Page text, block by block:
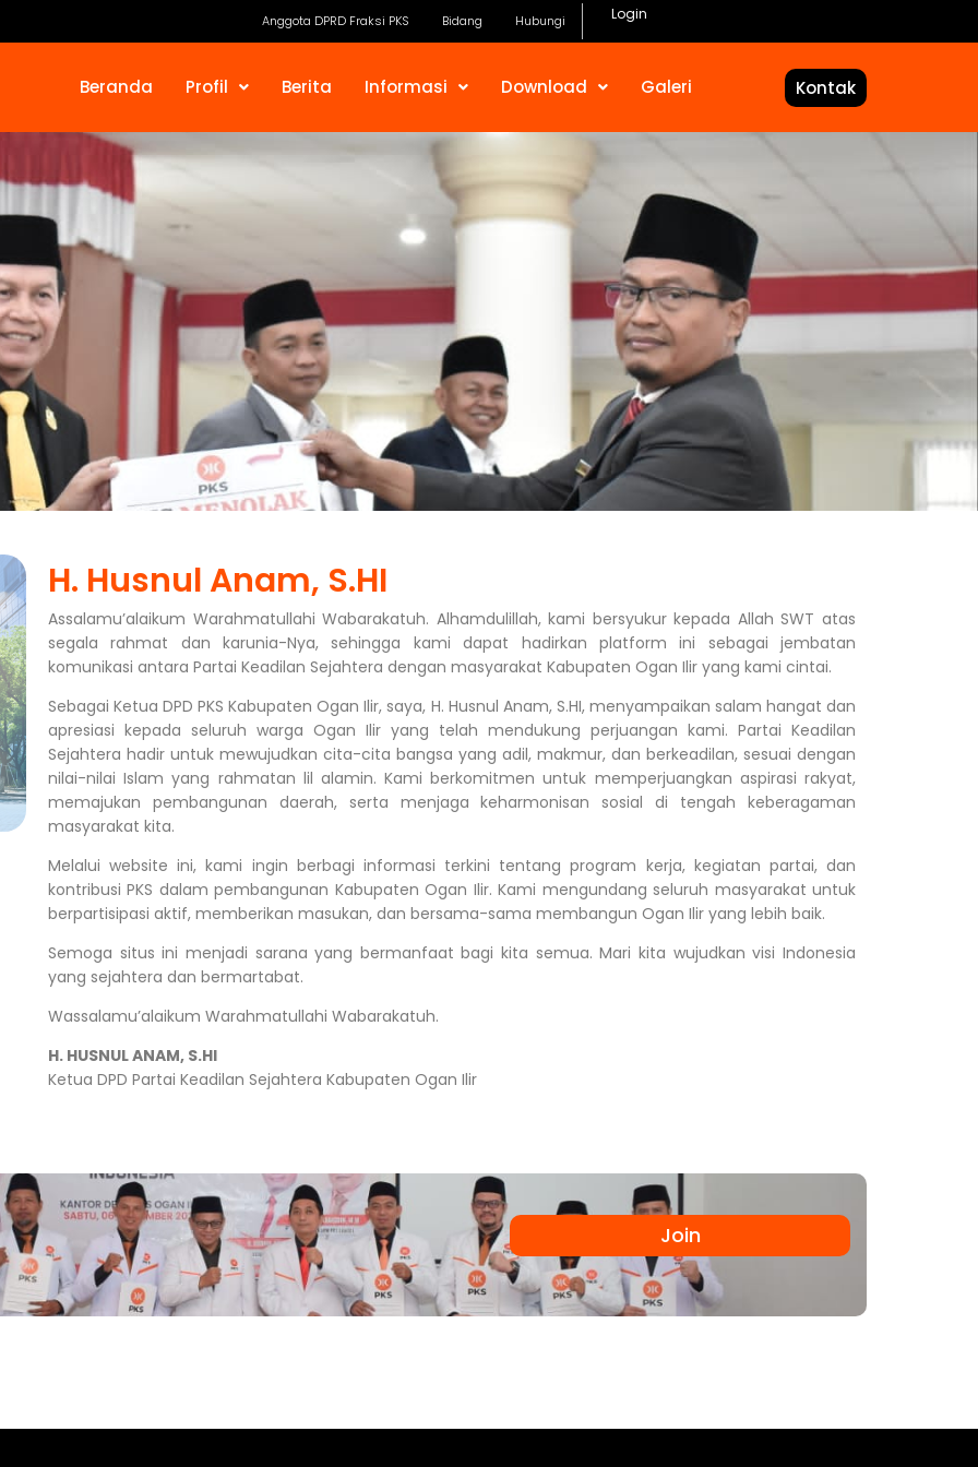
Anggota DPRD Fraksi PKS Bidang Hubungi Login
Beranda Profil Berita Informasi Download Galeri Kontak
H. Husnul Anam, S.HI
Assalamu’alaikum Warahmatullahi Wabarakatuh. Alhamdulillah, kami bersyukur kepada Allah SWT atas
segala rahmat dan karunia-Nya, sehingga kami dapat hadirkan platform ini sebagai jembatan
komunikasi antara Partai Keadilan Sejahtera dengan masyarakat Kabupaten Ogan Ilir yang kami cintai.
Sebagai Ketua DPD PKS Kabupaten Ogan Ilir, saya, H. Husnul Anam, S.HI, menyampaikan salam hangat dan
apresiasi kepada seluruh warga Ogan Ilir yang telah mendukung perjuangan kami. Partai Keadilan
Sejahtera hadir untuk mewujudkan cita-cita bangsa yang adil, makmur, dan berkeadilan, sesuai dengan
nilai-nilai Islam yang rahmatan lil alamin. Kami berkomitmen untuk memperjuangkan aspirasi rakyat,
memajukan pembangunan daerah, serta menjaga keharmonisan sosial di tengah keberagaman
masyarakat kita.
Melalui website ini, kami ingin berbagi informasi terkini tentang program kerja, kegiatan partai, dan
kontribusi PKS dalam pembangunan Kabupaten Ogan Ilir. Kami mengundang seluruh masyarakat untuk
berpartisipasi aktif, memberikan masukan, dan bersama-sama membangun Ogan Ilir yang lebih baik.
Semoga situs ini menjadi sarana yang bermanfaat bagi kita semua. Mari kita wujudkan visi Indonesia
yang sejahtera dan bermartabat.
Wassalamu’alaikum Warahmatullahi Wabarakatuh.
H. HUSNUL ANAM, S.HI
Ketua DPD Partai Keadilan Sejahtera Kabupaten Ogan Ilir
Join
DOWNLOAD
Partai E-BOOK
Download E-Book Materi